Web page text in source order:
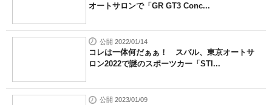
オートサロンで「GR GT3 Conc...
公開 2022/01/14
コレは一体何だぁぁ！ スバル、東京オートサ
ロン2022で謎のスポーツカー「STI...
公開 2023/01/09